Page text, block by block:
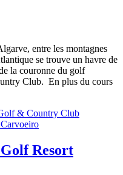
entre les montagnes
se trouve un havre de
la couronne du golf
Club. En plus du cours
& Country Club
Resort